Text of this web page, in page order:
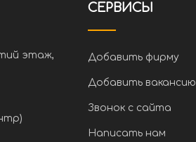
этаж,
СЕРВИСЫ
Добавить фирму
Добавить вакансию
Звонок с сайта
Написать нам